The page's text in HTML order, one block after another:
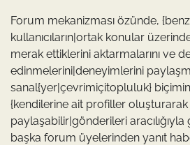
Forum mekanizması özünde,
kullanıcıların|ortak konular
merak ettiklerini aktarmalarını ve
edinmelerini|deneyimlerini
sanal{yer|çevrimiçitopluluk}
{kendilerine ait profiller
paylaşabilir|gönderileri
başka forum üyelerinden yanıt